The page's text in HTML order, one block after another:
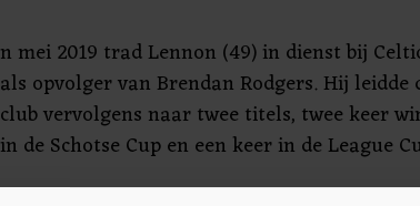
n mei 2019 trad Lennon (49) in dienst bij
als opvolger van Brendan Rodgers. Hij leidde
club vervolgens naar twee titels, twee keer
in de Schotse Cup en een keer in de League